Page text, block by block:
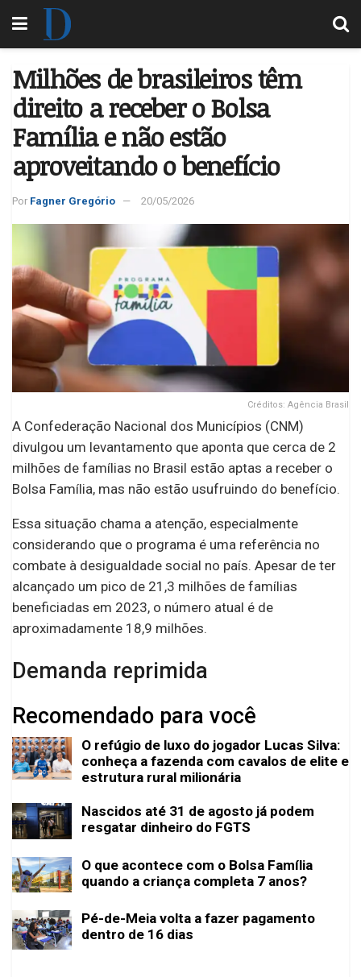
Milhões de brasileiros têm
direito a receber o Bolsa
Família e não estão
aproveitando o benefício
Por Fagner Gregório 20/05/2026
Créditos: Agência Brasil
A Confederação Nacional dos Municípios (CNM)
divulgou um levantamento que aponta que cerca de 2
milhões de famílias no Brasil estão aptas a receber o
Bolsa Família, mas não estão usufruindo do benefício.
Essa situação chama a atenção, especialmente
considerando que o programa é uma referência no
combate à desigualdade social no país. Apesar de ter
alcançado um pico de 21,3 milhões de famílias
beneficiadas em 2023, o número atual é de
aproximadamente 18,9 milhões.
Demanda reprimida
Recomendado para você
O refúgio de luxo do jogador Lucas Silva:
conheça a fazenda com cavalos de elite e
estrutura rural milionária
Nascidos até 31 de agosto já podem
resgatar dinheiro do FGTS
O que acontece com o Bolsa Família
quando a criança completa 7 anos?
Pé-de-Meia volta a fazer pagamento
dentro de 16 dias